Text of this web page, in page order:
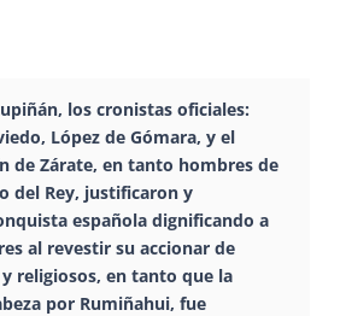
los cronistas oficiales:
López de Gómara, y el
de Zárate, en tanto hombres de
del Rey, justificaron y
española dignificando a
al revestir su accionar de
religiosos, en tanto que la
por Rumiñahui, fue